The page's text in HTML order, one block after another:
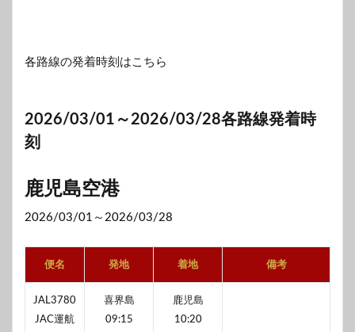
各路線の発着時刻はこちら
2026/03/01～2026/03/28各路線発着時
刻
鹿児島空港
2026/03/01～2026/03/28
便名 発地 着地 備考
JAL3780
JAC運航
喜界島
09:15
鹿児島
10:20